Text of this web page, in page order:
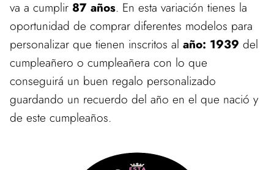
va a cumplir 87 años. En esta variación tienes la
oportunidad de comprar diferentes modelos para
personalizar que tienen inscritos al año: 1939 del
cumpleañero o cumpleañera con lo que
conseguirá un buen regalo personalizado
guardando un recuerdo del año en el que nació y
de este cumpleaños.